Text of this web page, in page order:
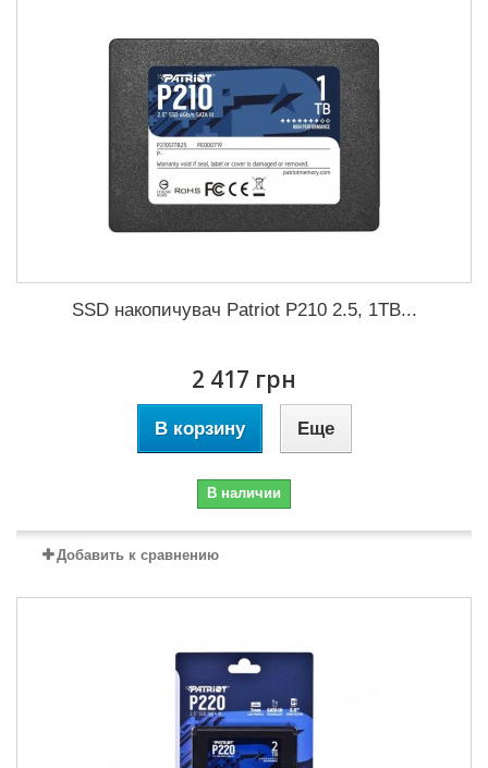
SSD накопичувач Patriot P210 2.5, 1TB...
2 417 грн
В корзину Еще
В наличии
Добавить к сравнению